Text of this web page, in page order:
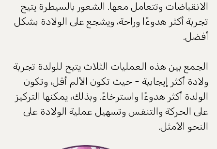
الانقباضات وتتعامل معها. الشعور بالسيطرة يتيح
تجربة أكثر هدوءًا وراحة، ويشجع على الولادة بشكل
أفضل.
الجمع بين هذه العمليات الثلاث يتيح للولدة تجربة
ولادة أكثر إيجابية - حيث تكون الألم أقل، وتكون
الولدة أكثر هدوءًا واسترخاءً. وبذلك، يمكنها التركيز
على الحركة والتنفس وتسهيل عملية الولادة على
النحو الأمثل.